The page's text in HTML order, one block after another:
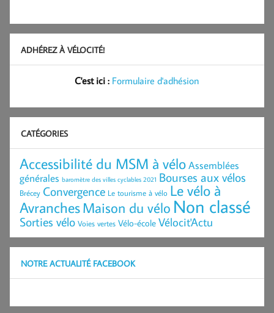
ADHÉREZ À VÉLOCITÉ!
C'est ici : Formulaire d'adhésion
CATÉGORIES
Accessibilité du MSM à véloAssemblées
générales baromètre des villes cyclables 2021 Bourses aux vélos
Brécey Convergence Le tourisme à vélo Le vélo à
AvranchesMaison du vélo Non classé
Sorties vélo Voies vertes Vélo-école Vélocit'Actu
NOTRE ACTUALITÉ FACEBOOK